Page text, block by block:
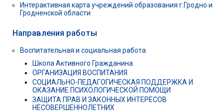
Интерактивная карта учреждений образования г.Гродно и
Гродненской области
Направления работы
Воспитательная и социальная работа
Школа Активного Гражданина
ОРГАНИЗАЦИЯ ВОСПИТАНИЯ
СОЦИАЛЬНО-ПЕДАГОГИЧЕСКАЯ ПОДДЕРЖКА И
ОКАЗАНИЕ ПСИХОЛОГИЧЕСКОЙ ПОМОЩИ
ЗАЩИТА ПРАВ И ЗАКОННЫХ ИНТЕРЕСОВ
НЕСОВЕРШЕННОЛЕТНИХ